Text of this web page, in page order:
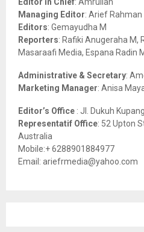
r
:
Managing Editor: Arief Rahman
Editors: Gemayudha M
Reporters: Rafiki Anugeraha M,
Masaraafi Media, Espana Radin
Administrative & Secretary:
Marketing Manager: Anisa
Editor’s Office : Jl. Dukuh
Representatif Office: 52 Upton
Australia
Mobile:+ 6288901884977
Email: ariefrmedia@yahoo.com